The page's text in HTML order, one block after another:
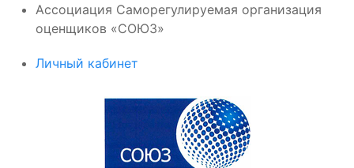
Ассоциация Саморегулируемая организация
оценщиков «СОЮЗ»
Личный кабинет